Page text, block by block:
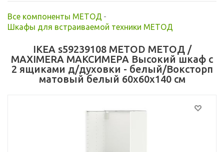
Все компоненты МЕТОД -
Шкафы для встраиваемой техники МЕТОД
IKEA s59239108 METOD МЕТОД /
MAXIMERA МАКСИМЕРА Высокий шкаф с
2 ящиками д/духовки - белый/Воксторп
матовый белый 60x60x140 см